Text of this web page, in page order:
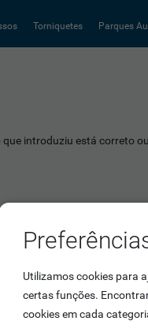
Torniquetes Parques
introduziu está correto
Utilizamos cookies para
certas funções.
cookies em cada